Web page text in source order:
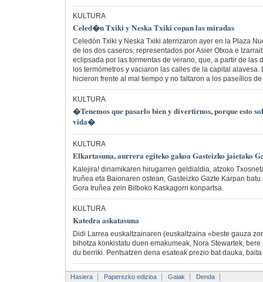
KULTURA
Celed�n Txiki y Neska Txiki copan las miradas
Celedón Txiki y Neska Txiki aterrizaron ayer en la Plaza
de los dos caseros, representados por Asier Otxoa e
eclipsada por las tormentas de verano, que, a partir de las
los termómetros y vaciaron las calles de la capital alavesa.
hicieron frente al mal tiempo y no faltaron a los paseíllos
KULTURA
�Tenemos que pasarlo bien y divertirnos, porque esto
vida�
KULTURA
Elkartasuna, aurrera egiteko gakoa Gasteizko jaietako
Kalejira! dinamikaren hirugarren geldialdia, atzoko
Iruñea eta Baionaren ostean, Gasteizko Gazte Karpan
Gora Iruñea zein Bilboko Kaskagorri konpartsa.
KULTURA
Katedra askatasuna
Didi Larrea euskaltzainaren (euskaltzaina «beste gauza
bihotza konkistatu duen emakumeak, Nora Stewartek,
du berriki. Pentsatzen dena esateak prezio bat dauka,
Hasiera Paperezko edizioa Gaiak Denda